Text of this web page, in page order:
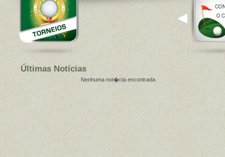
Últimas Notícias
Nenhuma not�cia encontrada.